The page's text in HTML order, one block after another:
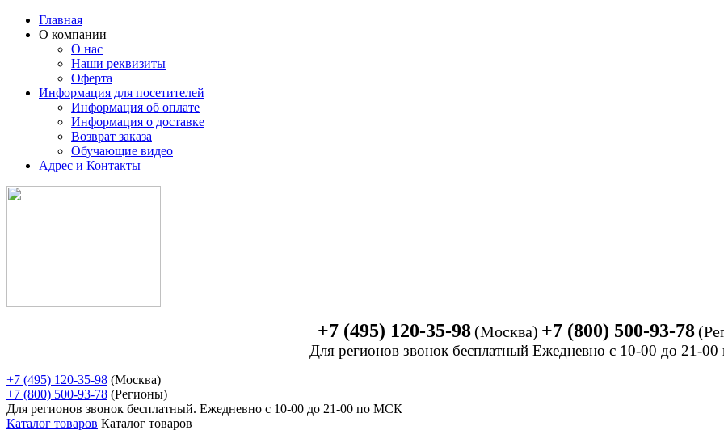
Главная
О компании
О нас
Наши реквизиты
Оферта
Информация для посетителей
Информация об оплате
Информация о доставке
Возврат заказа
Обучающие видео
Адрес и Контакты
+7 (495) 120-35-98(Москва) +7 (800) 500-93-78
Для регионов звонок бесплатный Ежедневно с 10-00 до 21-
+7 (495) 120-35-98 (Москва)
+7 (800) 500-93-78 (Регионы)
Для регионов звонок бесплатный. Ежедневно с 10-00 до 21-00 по МСК
Каталог товаров Каталог товаров